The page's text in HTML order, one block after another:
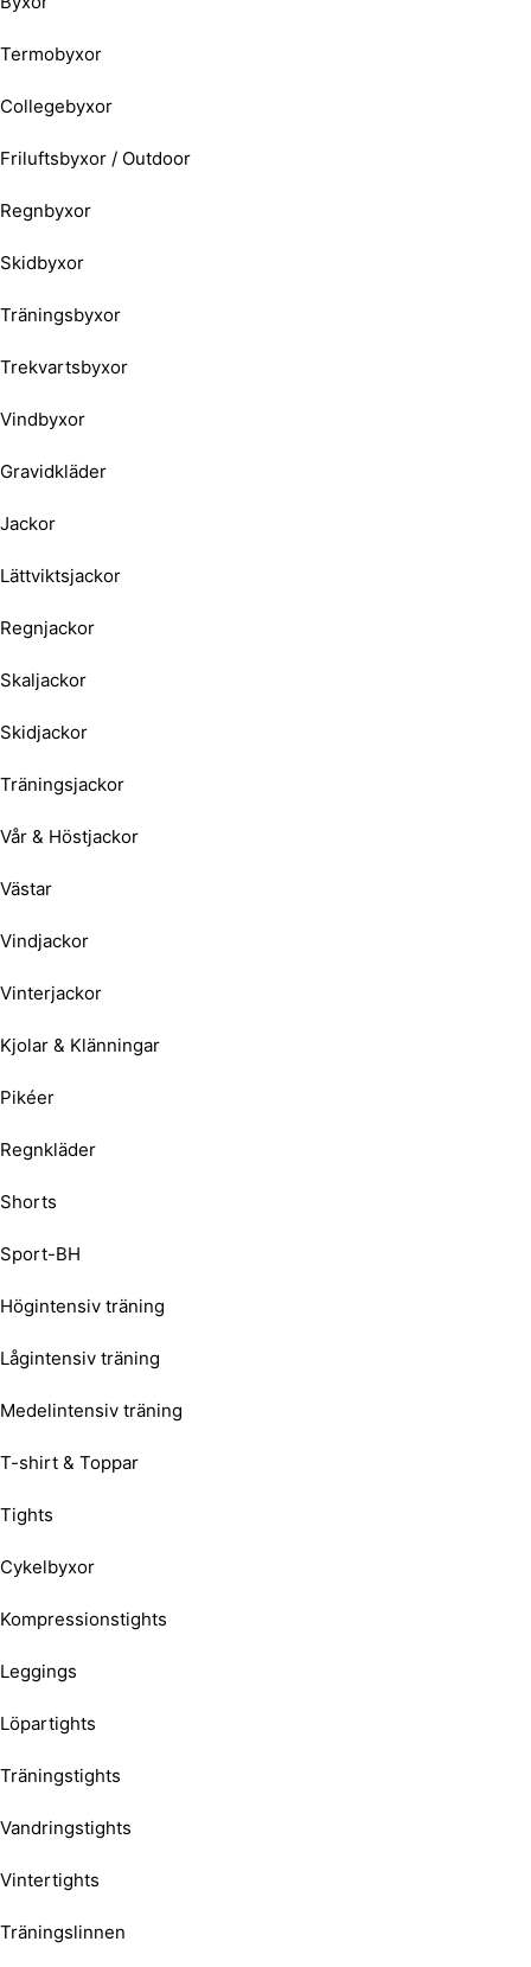
Termobyxor
Collegebyxor
Friluftsbyxor / Outdoor
Regnbyxor
Skidbyxor
Träningsbyxor
Trekvartsbyxor
Vindbyxor
Gravidkläder
Jackor
Lättviktsjackor
Regnjackor
Skaljackor
Skidjackor
Träningsjackor
Vår & Höstjackor
Västar
Vindjackor
Vinterjackor
Kjolar & Klänningar
Pikéer
Regnkläder
Shorts
Sport-BH
Högintensiv träning
Lågintensiv träning
Medelintensiv träning
T-shirt & Toppar
Tights
Cykelbyxor
Kompressionstights
Leggings
Löpartights
Träningstights
Vandringstights
Vintertights
Träningslinnen